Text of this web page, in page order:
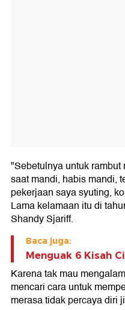
"Sebetulnya untuk
saat mandi, habis mandi,
pekerjaan saya syuting,
Lama kelamaan itu di
Shandy Sjariff.
Baca juga:
Menguak 6 Kisah
Karena tak mau
mencari cara untuk
merasa tidak percaya diri